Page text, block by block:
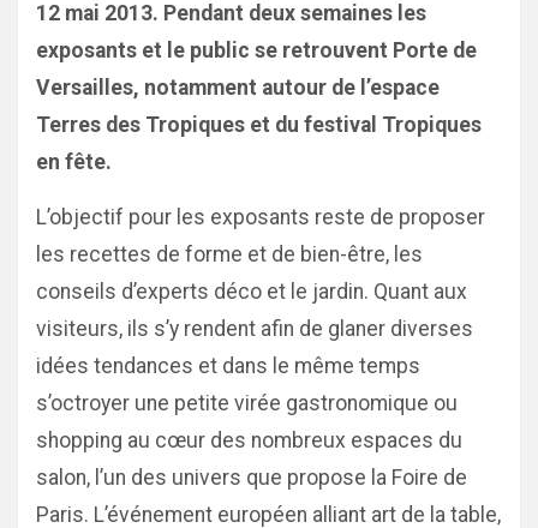
12 mai 2013. Pendant deux semaines les
exposants et le public se retrouvent Porte de
Versailles, notamment autour de l’espace
Terres des Tropiques et du festival Tropiques
en fête.
L’objectif pour les exposants reste de proposer
les recettes de forme et de bien-être, les
conseils d’experts déco et le jardin. Quant aux
visiteurs, ils s’y rendent afin de glaner diverses
idées tendances et dans le même temps
s’octroyer une petite virée gastronomique ou
shopping au cœur des nombreux espaces du
salon, l’un des univers que propose la Foire de
Paris. L’événement européen alliant art de la table,